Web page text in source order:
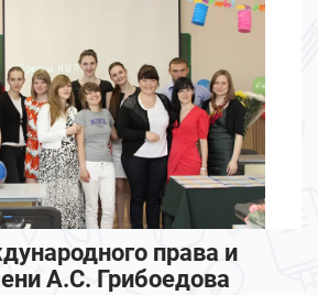
права и
А.С. Грибоедова